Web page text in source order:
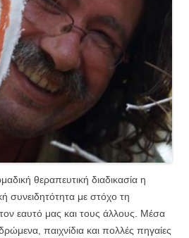
θεραπευτική διαδικασία η
συνειδητότητα με στόχο τη
εαυτό μας και τους άλλους. Μέσα
παιχνίδια και πολλές πηγαίες